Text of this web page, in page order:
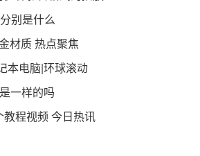
别是什么
材质 热点聚焦
本电脑|环球滚动
一样的吗
程视频 今日热讯